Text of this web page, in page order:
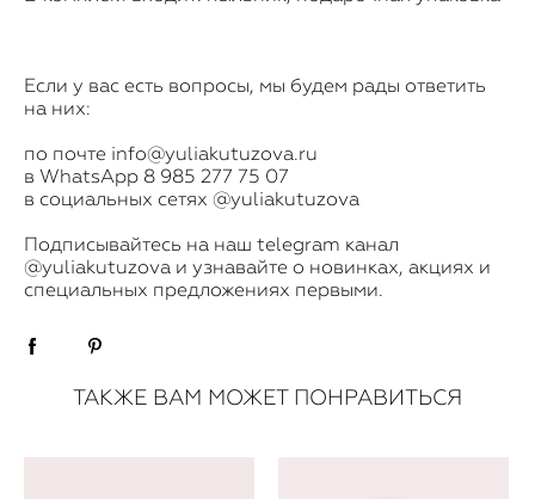
Если у вас есть вопросы, мы будем рады ответить
на них:
по почте info@yuliakutuzova.ru
в WhatsApp 8 985 277 75 07
в социальных сетях @yuliakutuzova
​Подписывайтесь на наш telegram канал
@yuliakutuzova и узнавайте о новинках, акциях и
специальных предложениях первыми.
ТАКЖЕ ВАМ МОЖЕТ ПОНРАВИТЬСЯ